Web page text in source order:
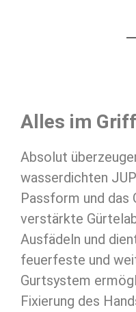
Alles im Griff
Absolut
wasserdichten
Passform und das
verstärkte
Ausfädeln und
feuerfeste und
Gurtsystem
Fixierung des